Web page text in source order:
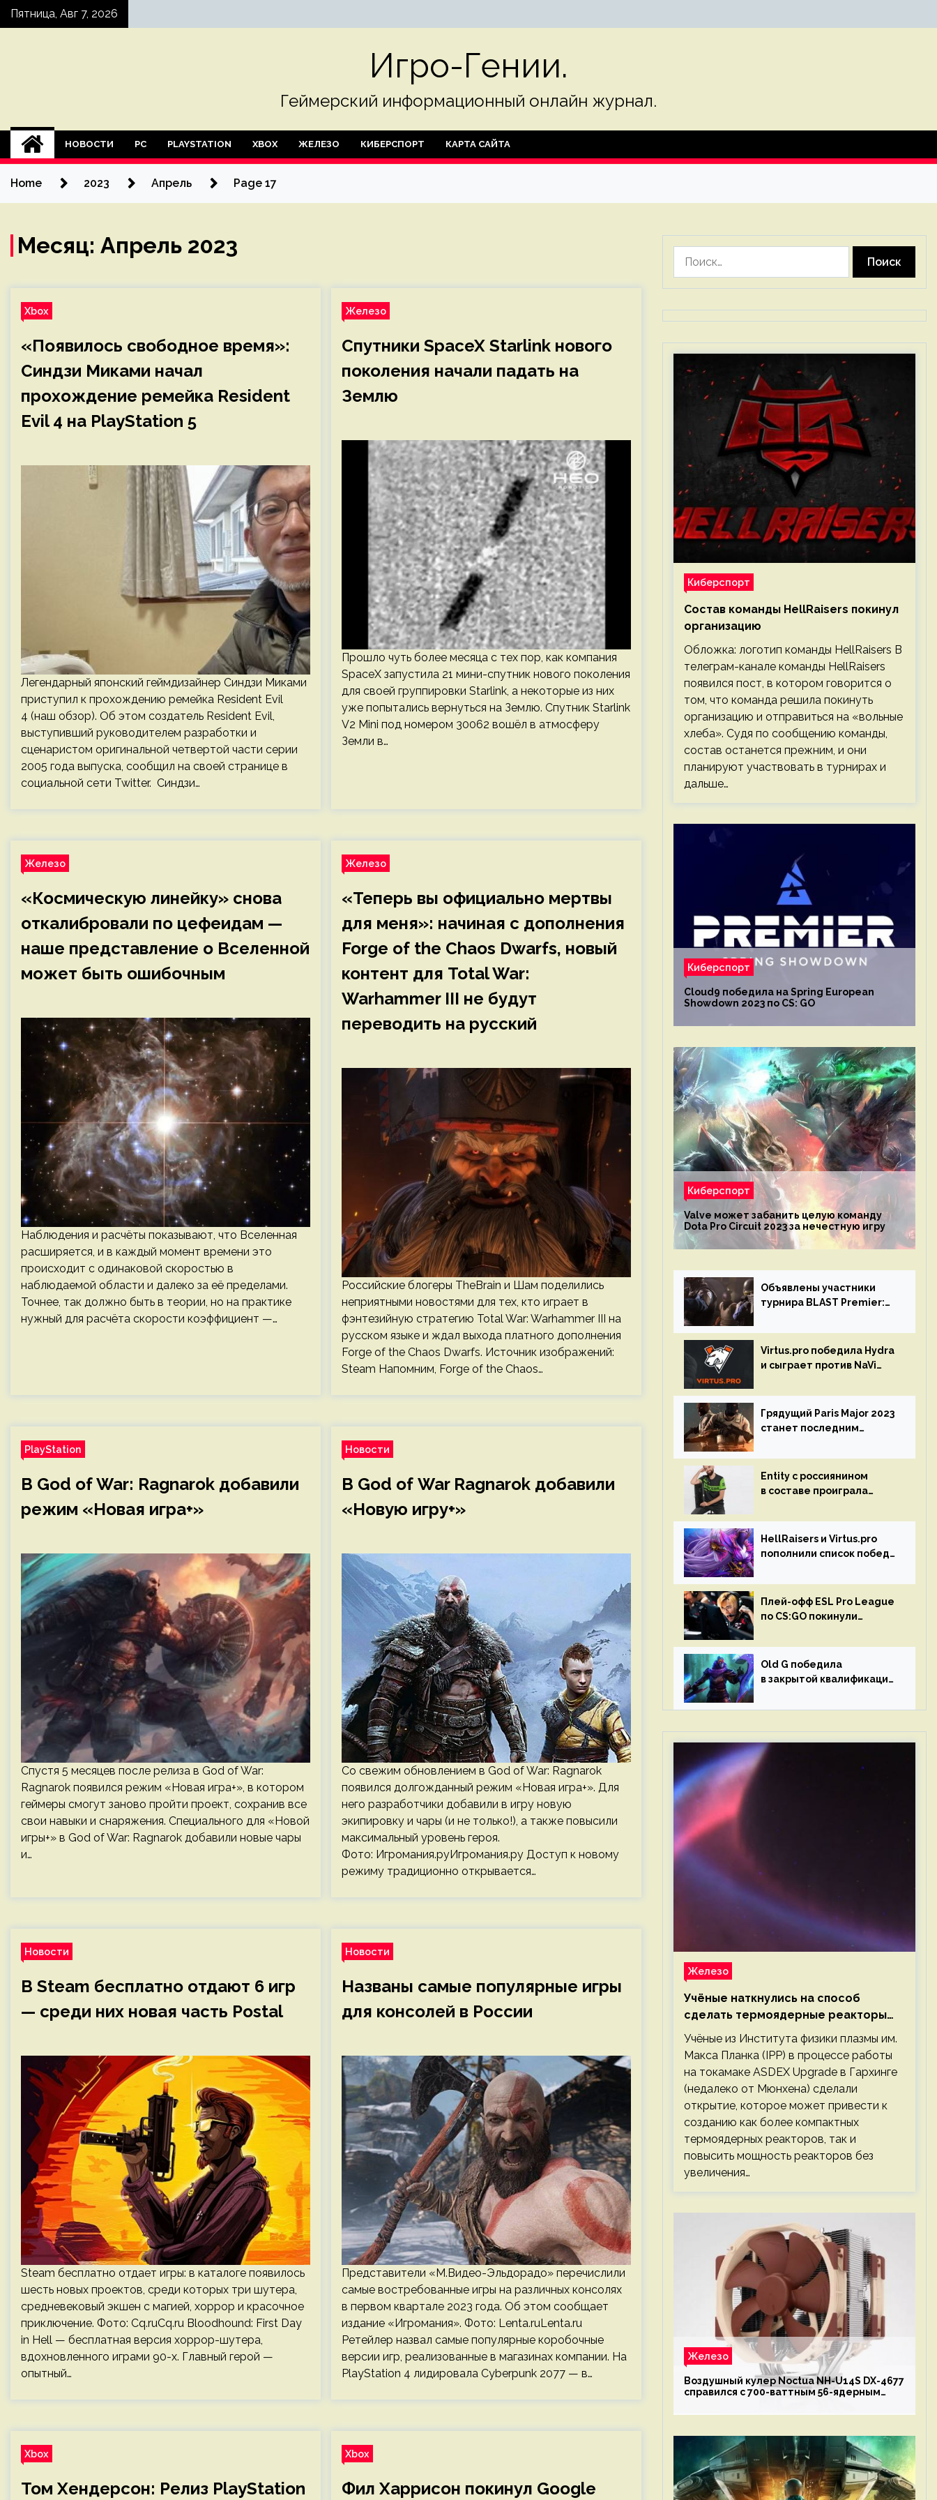
SkipПятница, Авг 7, 2026
Игро-Гении.
Геймерский информационный онлайн журнал.
НОВОСТИ PC PLAYSTATION XBOX ЖЕЛЕЗО КИБЕРСПОРТ КАРТА САЙТА
Home 2023 Апрель Page 17
Месяц: Апрель 2023
Xbox
«Появилось свободное время»:
Синдзи Миками начал
прохождение ремейка Resident
Evil 4 на PlayStation 5
Легендарный японский геймдизайнер Синдзи Миками
приступил к прохождению ремейка Resident Evil
4 (наш обзор). Об этом создатель Resident Evil,
выступивший руководителем разработки и
сценаристом оригинальной четвертой части серии
2005 года выпуска, сообщил на своей странице в
социальной сети Twitter. Синдзи…
Железо
Спутники SpaceX Starlink нового
поколения начали падать на
Землю
Прошло чуть более месяца с тех пор, как компания
SpaceX запустила 21 мини-спутник нового поколения
для своей группировки Starlink, а некоторые из них
уже попытались вернуться на Землю. Спутник Starlink
V2 Mini под номером 30062 вошёл в атмосферу
Земли в…
Железо
«Космическую линейку» снова
откалибровали по цефеидам —
наше представление о Вселенной
может быть ошибочным
Наблюдения и расчёты показывают, что Вселенная
расширяется, и в каждый момент времени это
происходит с одинаковой скоростью в
наблюдаемой области и далеко за её пределами.
Точнее, так должно быть в теории, но на практике
нужный для расчёта скорости коэффициент —…
Железо
«Теперь вы официально мертвы
для меня»: начиная с дополнения
Forge of the Chaos Dwarfs, новый
контент для Total War:
Warhammer III не будут
переводить на русский
Российские блогеры TheBrain и Шам поделились
неприятными новостями для тех, кто играет в
фэнтезийную стратегию Total War: Warhammer III на
русском языке и ждал выхода платного дополнения
Forge of the Chaos Dwarfs. Источник изображений:
Steam Напомним, Forge of the Chaos…
PlayStation
В God of War: Ragnarok добавили
режим «Новая игра+»
Спустя 5 месяцев после релиза в God of War:
Ragnarok появился режим «Новая игра+», в котором
геймеры смогут заново пройти проект, сохранив все
свои навыки и снаряжения. Специального для «Новой
игры+» в God of War: Ragnarok добавили новые чары
и…
Новости
В God of War Ragnarok добавили
«Новую игру+»
Со свежим обновлением в God of War: Ragnarok
появился долгожданный режим «Новая игра+». Для
него разработчики добавили в игру новую
экипировку и чары (и не только!), а также повысили
максимальный уровень героя.
Фото: Игромания.руИгромания.ру Доступ к новому
режиму традиционно открывается…
Новости
В Steam бесплатно отдают 6 игр
— среди них новая часть Postal
Steam бесплатно отдает игры: в каталоге появилось
шесть новых проектов, среди которых три шутера,
средневековый экшен с магией, хоррор и красочное
приключение. Фото: Cq.ruCq.ru Bloodhound: First Day
in Hell — бесплатная версия хоррор-шутера,
вдохновленного играми 90-х. Главный герой —
опытный…
Новости
Названы самые популярные игры
для консолей в России
Представители «М.Видео-Эльдорадо» перечислили
самые востребованные игры на различных консолях
в первом квартале 2023 года. Об этом сообщает
издание «Игромания». Фото: Lenta.ruLenta.ru
Ретейлер назвал самые популярные коробочные
версии игр, реализованные в магазинах компании. На
PlayStation 4 лидировала Cyberpunk 2077 — в…
Xbox
Том Хендерсон: Релиз PlayStation
Xbox
Фил Харрисон покинул Google
Киберспорт
Состав команды HellRaisers покинул
организацию
Обложка: логотип команды HellRaisers В
телеграм-канале команды HellRaisers
появился пост, в котором говорится о
том, что команда решила покинуть
организацию и отправиться на «вольные
хлеба». Судя по сообщению команды,
состав останется прежним, и они
планируют участвовать в турнирах и
дальше…
Киберспорт
Cloud9 победила на Spring European
Showdown 2023 по CS: GO
Киберспорт
Valve может забанить целую команду
Dota Pro Circuit 2023 за нечестную игру
Объявлены участники
турнира BLAST Premier:
Virtus.pro победила Hydra
и сыграет против NaVi
Circuit
Грядущий Paris Major 2023
станет последним
GO
Entity с россиянином
в составе проиграла
Circuit 2023
HellRaisers и Virtus.pro
пополнили список побед
Плей-офф ESL Pro League
по CS:GO покинули
Old G победила
в закрытой квалификации
Западной Европы
Железо
Учёные наткнулись на способ
сделать термоядерные реакторы
более компактными или мощными
Учёные из Института физики плазмы им.
Макса Планка (IPP) в процессе работы
на токамаке ASDEX Upgrade в Гархинге
(недалеко от Мюнхена) сделали
открытие, которое может привести к
созданию как более компактных
термоядерных реакторов, так и
повысить мощность реакторов без
увеличения…
Железо
Воздушный кулер Noctua NH-U14S DX-4677
справился с 700-ваттным 56-ядерным